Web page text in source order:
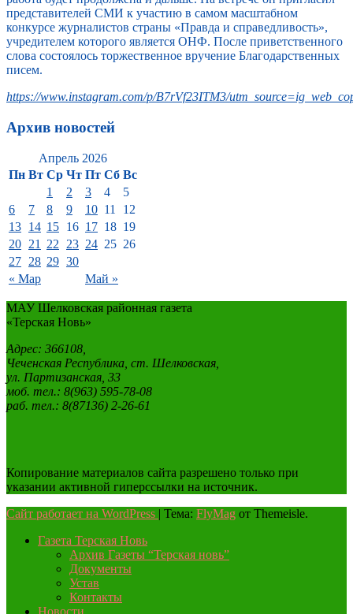
представителей СМИ к участию в самом масштабном
конкурсе журналистов страны «Правда и справедливость»,
учредителем которого является ОНФ. После приветственного
слова состоялось торжественное вручение Благодарственных
писем.
https://www.instagram.com/p/B7rVf23ITM3/
Архив новостей
Апрель 2026
Пн Вт Ср Чт Пт Сб Вс
« Мар Май »
1 2 3 4
5
6
7 8 9 10 11
12
13 14 15 16 17 18 19
20 21 22 23 24 25 26
27 28 29 30
МАУ Шелковская районная газета
«Терская Новь»
Адрес: 366108,
Чеченская Республика, ст. Шелковская,
ул. Партизанская, 33
моб. тел.: 8(963) 595-78-08
раб. тел.: 8(87136) 2-26-61
Копирование материалов сайта разрешено только при
указании активной гиперссылки на источник.
Сайт работает на WordPress | Тема: FlyMag от Themeisle.
Газета Терская Новь
Архив Газеты “Терская новь”
Документы
Устав
Контакты
Новости